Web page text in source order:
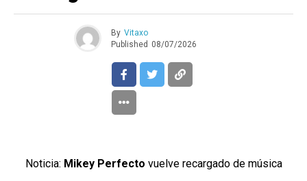
By Vitaxo
Published 08/07/2026
Noticia: Mikey Perfecto vuelve recargado de música